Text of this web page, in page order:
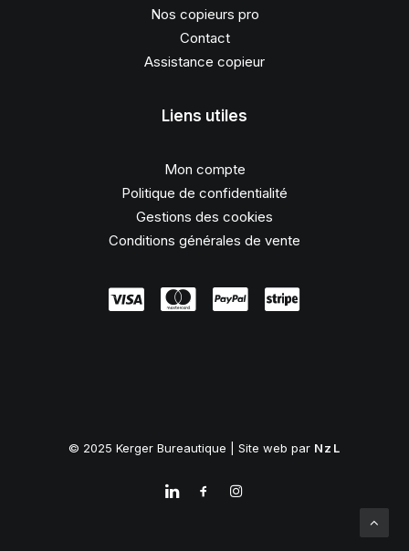
Nos copieurs pro
Contact
Assistance copieur
Liens utiles
Mon compte
Politique de confidentialité
Gestions des cookies
Conditions générales de vente
© 2025 Kerger Bureautique | Site web par NzL